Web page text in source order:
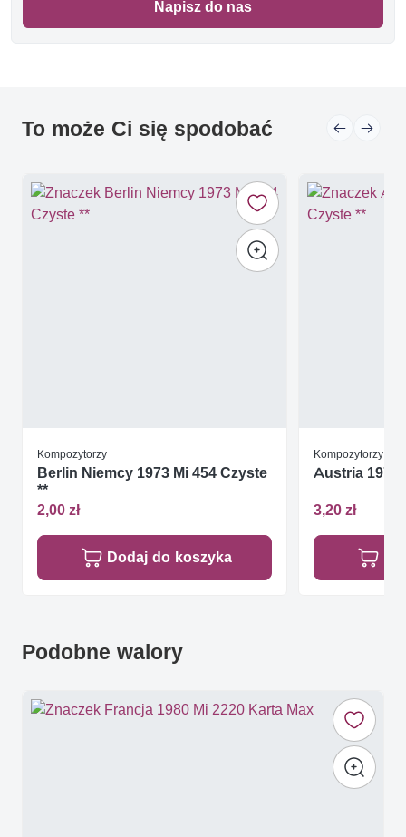
Napisz do nas
To może Ci się spodobać
Kompozytorzy
Berlin Niemcy 1973 Mi 454 Czyste
**
2,00 zł
Dodaj do koszyka
Kompozytorzy
Austria 1978
3,20 zł
Podobne walory